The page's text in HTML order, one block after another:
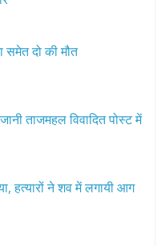
समेत दो की मौत
ताजमहल विवादित पोस्ट में
हत्यारों ने शव में लगायी आग